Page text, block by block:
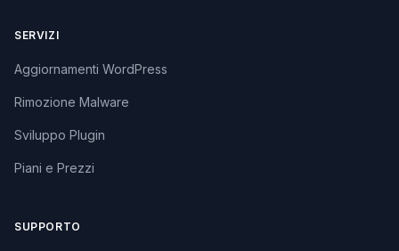
SERVIZI
Aggiornamenti WordPress
Rimozione Malware
Sviluppo Plugin
Piani e Prezzi
SUPPORTO